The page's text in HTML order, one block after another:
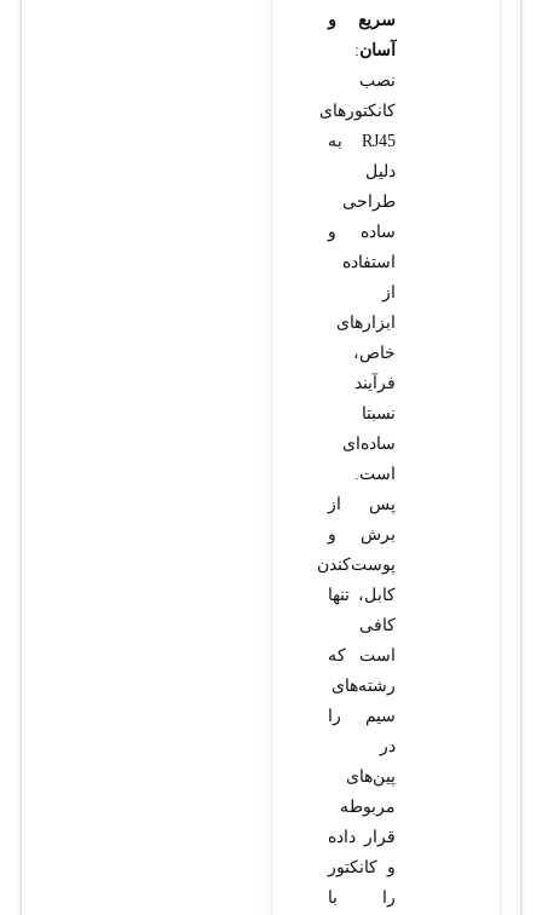
سریع و
آسان:
نصب
کانکتورهای
RJ45 به
دلیل
طراحی
ساده و
استفاده
از
ابزارهای
خاص،
فرآیند
نسبتا
ساده‌ای
است.
پس از
برش و
پوست‌کندن
کابل، تنها
کافی
است که
رشته‌های
سیم را
در
پین‌های
مربوطه
قرار داده
و کانکتور
را با